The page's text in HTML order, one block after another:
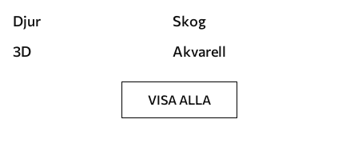
Djur
Skog
3D
Akvarell
VISA ALLA